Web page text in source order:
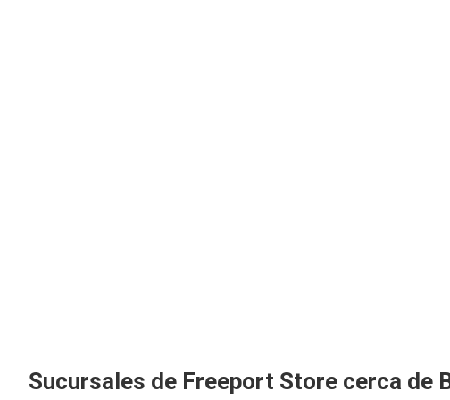
Sucursales de Freeport Store cerca de